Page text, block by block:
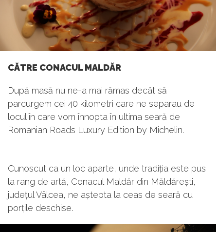
CĂTRE CONACUL MALDĂR
După masă nu ne-a mai rămas decât să
parcurgem cei 40 kilometri care ne separau de
locul în care vom înnopta în ultima seară de
Romanian Roads Luxury Edition by Michelin.
Cunoscut ca un loc aparte, unde tradiția este pus
la rang de artă, Conacul Maldăr din Măldărești,
județul Vâlcea, ne aștepta la ceas de seară cu
porțile deschise.